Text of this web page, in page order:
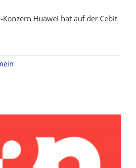
Konzern Huawei hat auf der Cebit